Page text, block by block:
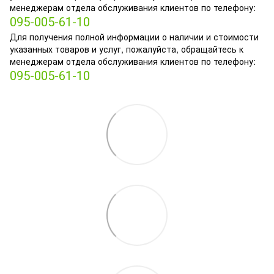
менеджерам отдела обслуживания клиентов по телефону:
095-005-61-10
Для получения полной информации о наличии и стоимости
указанных товаров и услуг, пожалуйста, обращайтесь к
менеджерам отдела обслуживания клиентов по телефону:
095-005-61-10